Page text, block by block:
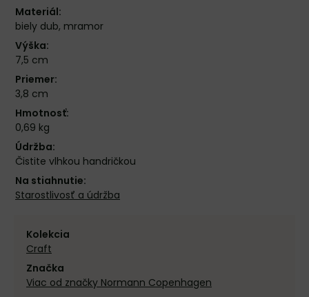
Materiál:
biely dub, mramor
Výška:
7,5 cm
Priemer:
3,8 cm
Hmotnosť:
0,69 kg
Údržba:
Čistite vlhkou handričkou
Na stiahnutie:
Starostlivosť a údržba
Kolekcia
Craft
Značka
Viac od značky Normann Copenhagen